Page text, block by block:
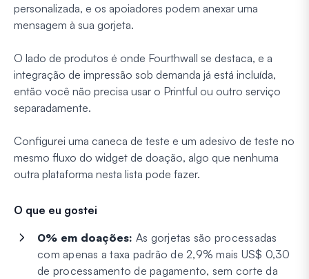
personalizada, e os apoiadores podem anexar uma
mensagem à sua gorjeta.
O lado de produtos é onde Fourthwall se destaca, e a
integração de impressão sob demanda já está incluída,
então você não precisa usar o Printful ou outro serviço
separadamente.
Configurei uma caneca de teste e um adesivo de teste no
mesmo fluxo do widget de doação, algo que nenhuma
outra plataforma nesta lista pode fazer.
O que eu gostei
0% em doações: As gorjetas são processadas
com apenas a taxa padrão de 2,9% mais US$ 0,30
de processamento de pagamento, sem corte da